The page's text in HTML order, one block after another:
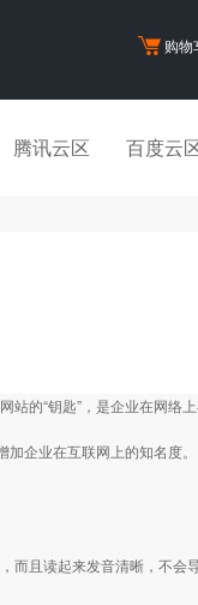
购物
腾讯云区 百度云
的“钥匙”，是企业在网络
企业在互联网上的知名度
而且读起来发音清晰，不会